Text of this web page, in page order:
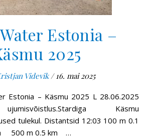
Estonia –
2025
Videvik / 16. mai 2025
Käsmu
tulekul. Distantsid 12:03 100 m 0.1
500 m 0.5 km …